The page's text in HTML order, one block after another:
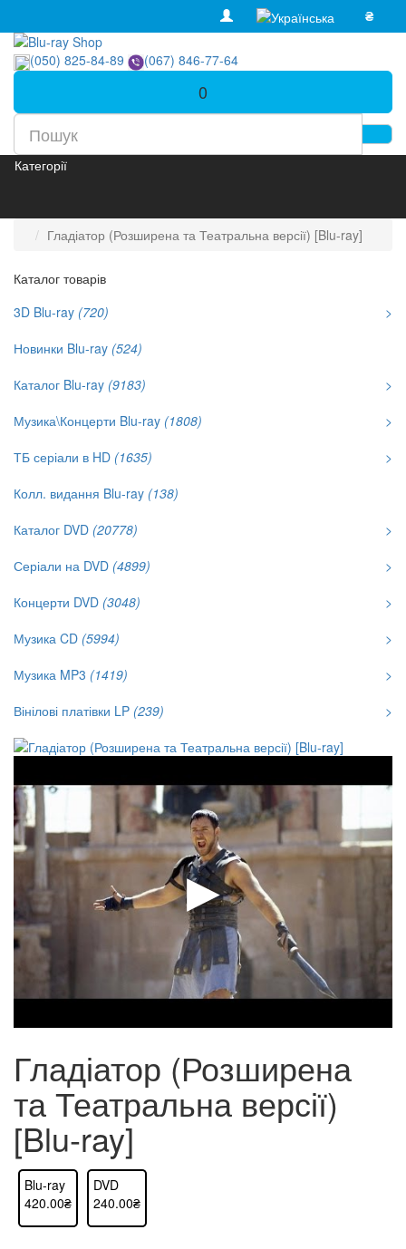
₴
(050) 825-84-89 (067) 846-77-64
0
Категорії
Гладіатор (Розширена та Театральна версії) [Blu-ray]
Каталог товарів
3D Blu-ray (720)
>
Новинки Blu-ray (524)
Каталог Blu-ray (9183)
>
Музика\Концерти Blu-ray (1808)
>
ТБ серіали в HD (1635)
>
Колл. видання Blu-ray (138)
Каталог DVD (20778)
>
Серіали на DVD (4899)
>
Концерти DVD (3048)
>
Музика CD (5994)
>
Музика MP3 (1419)
>
Вінілові платівки LP (239) >
Гладіатор (Розширена
та Театральна версії)
[Blu-ray]
Blu-ray
420.00₴
DVD
240.00₴